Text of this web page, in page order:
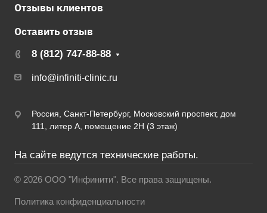
Отзывы клиентов
Оставить отзыв
8 (812) 747-88-88
info@infiniti-clinic.ru
Россия, Санкт-Петербург, Московский проспект, дом
111, литер А, помещение 2Н (3 этаж)
На сайте ведутся технические работы.
© 2026 ООО "Инфинити". Все права защищены.
Политика конфиденциальности